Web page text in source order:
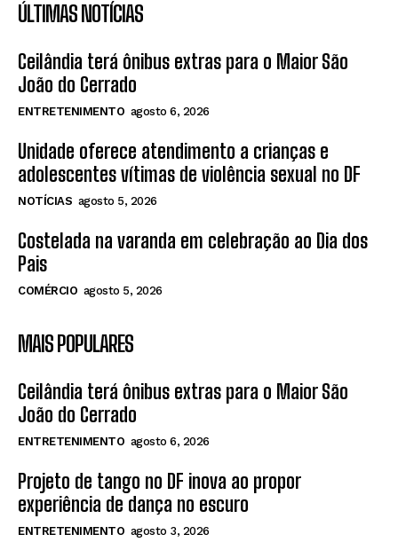
ÚLTIMAS NOTÍCIAS
Ceilândia terá ônibus extras para o Maior São
João do Cerrado
ENTRETENIMENTO agosto 6, 2026
Unidade oferece atendimento a crianças e
adolescentes vítimas de violência sexual no DF
NOTÍCIAS agosto 5, 2026
Costelada na varanda em celebração ao Dia dos
Pais
COMÉRCIO agosto 5, 2026
MAIS POPULARES
Ceilândia terá ônibus extras para o Maior São
João do Cerrado
ENTRETENIMENTO agosto 6, 2026
Projeto de tango no DF inova ao propor
experiência de dança no escuro
ENTRETENIMENTO agosto 3, 2026